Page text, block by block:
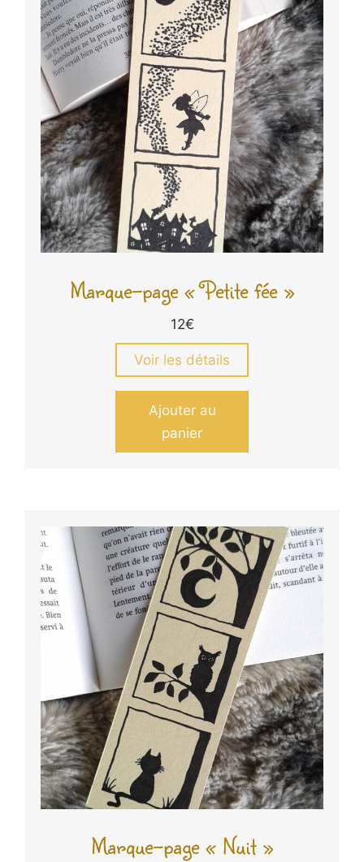
Marque-page « Petite fée »
12€
Voir les détails
Ajouter au
panier
Marque-page « Nuit »